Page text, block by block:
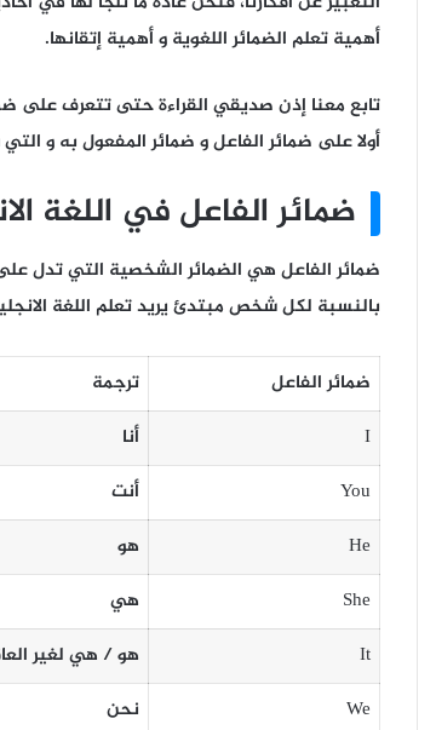
أهمية تعلم الضمائر اللغوية و أهمية إتقانها.
تابع معنا إذن صديقي القراءة حتى تتعرف على
أولا على ضمائر الفاعل و ضمائر المفعول به و
ضمائر الفاعل في اللغة
ضمائر الفاعل هي الضمائر الشخصية التي تدل
بالنسبة لكل شخص مبتدئ يريد تعلم اللغة
ضمائر الفاعل ترجمة
I
أنا
You
أنت
He
هو
She
هي
It
هو / هي لغير
We
نحن